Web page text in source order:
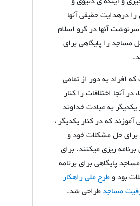
درهدایت حقیقی آنها
آنها در گرو اسلام
را پایگاهی برای
افراد به دور از تمامی
آنجا اختلافات را کنار
یکدیگر به عبادت خداوند
آموزند که در کنار یکدیگر ،
حل مشکلات خود و
ریزی میکنند. برای
پایگاهی برای برنامه
بود وطرح ملی راهکار
مساجدطراحی شد.